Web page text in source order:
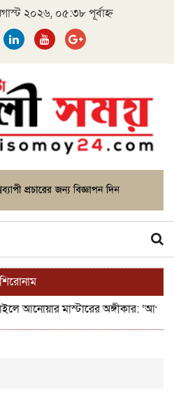
২০২৬, ০৫:৩৮ পূর্বাহ্ন
মাস্টারের অঙ্গীকার: ‘আপনাদের